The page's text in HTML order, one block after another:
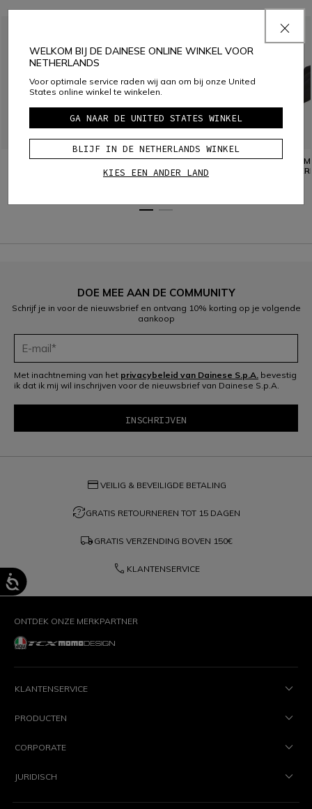
HEREN MOTORFIETS
THERMISCH LANGERM T-
HEREN MOTORFIETS
THERMO ONDERBROEK
ZIJDE
DOE MEE AAN DE COMMUNITY
Schrijf je in voor de nieuwsbrief en ontvang 10% korting op je volgende
aankoop
Met inachtneming van het privacybeleid van Dainese S.p.A. bevestig
ik dat ik mij wil inschrijven voor de nieuwsbrief van Dainese S.p.A.
credit_card VEILIG & BEVEILIGDE BETALING
question_exchangeGRATIS RETOURNEREN TOT 15 DAGEN
local_shipping GRATIS VERZENDING BOVEN 150€
phone KLANTENSERVICE
ONTDEK ONZE MERKPARTNER
KLANTENSERVICE
PRODUCTEN
CORPORATE
JURIDISCH
WELKOM BIJ DE DAINESE ONLINE WINKEL VOOR
NETHERLANDS
Voor optimale service raden wij aan om bij onze United
States online winkel te winkelen.
GA NAAR DE UNITED STATES WINKEL
BLIJF IN DE NETHERLANDS WINKEL
KIES EEN ANDER LAND